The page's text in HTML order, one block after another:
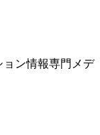
ン情報専門メデ